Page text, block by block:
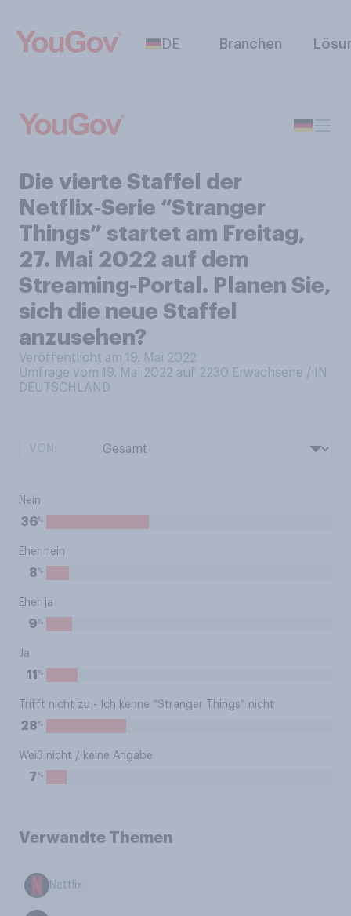
DE Branchen
Die vierte Staffel der
Netflix‑Serie “Stranger
Things” startet am Freitag,
27. Mai 2022 auf dem
Streaming-Portal. Planen Sie,
sich die neue Staffel
anzusehen?
Veröffentlicht am 19. Mai 2022
Umfrage vom 19. Mai 2022 auf 2230 Erwachsene / IN
DEUTSCHLAND
Nein
36%
Eher nein
8%
Eher ja
9%
Ja
11 %
Trifft nicht zu - Ich kenne “Stranger Things” nicht
28%
Weiß nicht / keine Angabe
7%
Verwandte Themen
Netflix